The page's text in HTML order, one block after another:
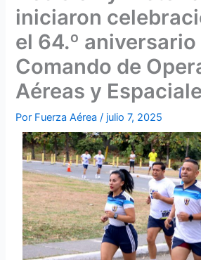
iniciaron
el 64.º aniversario
Comando de
Aéreas y
Por Fuerza Aérea/ julio 7, 2025